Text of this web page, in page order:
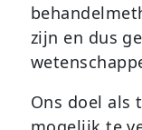
zijn en dus
Ons doel als